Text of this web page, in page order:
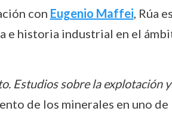
con Eugenio Maffei, Rúa
historia industrial en el
Estudios sobre la explotación
de los minerales en uno de